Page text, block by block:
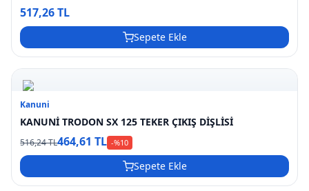
517,26 TL
Sepete Ekle
Kanuni
KANUNİ TRODON SX 125 TEKER ÇIKIŞ DİŞLİSİ
516,24 TL464,61 TL -%10
Sepete Ekle